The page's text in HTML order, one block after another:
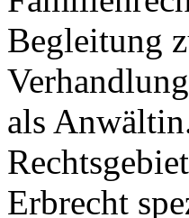
Begleitung
als
Erbrecht